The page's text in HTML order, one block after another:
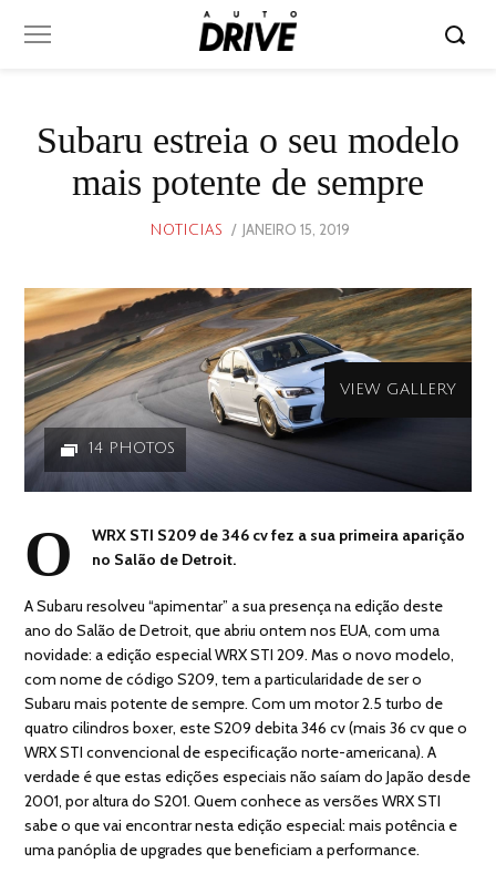
Subaru estreia o seu modelo
mais potente de sempre
NOTICIAS
POSTED
JANEIRO 15, 2019
VIEW GALLERY
14 PHOTOS
O
WRX STI S209 de 346 cv fez a sua primeira aparição
no Salão de Detroit.
A Subaru resolveu “apimentar” a sua presença na edição deste
ano do Salão de Detroit, que abriu ontem nos EUA, com uma
novidade: a edição especial WRX STI 209. Mas o novo modelo,
com nome de código S209, tem a particularidade de ser o
Subaru mais potente de sempre. Com um motor 2.5 turbo de
quatro cilindros boxer, este S209 debita 346 cv (mais 36 cv que o
WRX STI convencional de especificação norte-americana). A
verdade é que estas edições especiais não saíam do Japão desde
2001, por altura do S201. Quem conhece as versões WRX STI
sabe o que vai encontrar nesta edição especial: mais potência e
uma panóplia de upgrades que beneficiam a performance.